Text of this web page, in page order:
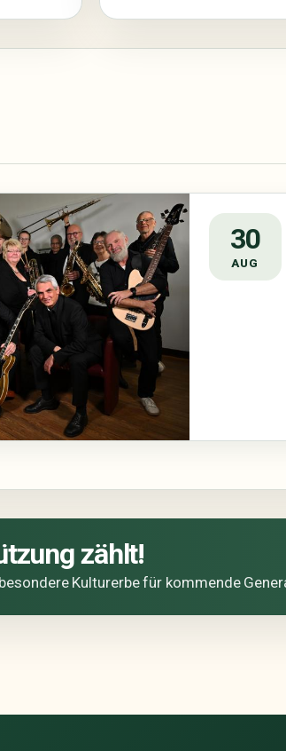
30
AUG
zählt!
Kulturerbe für kommende